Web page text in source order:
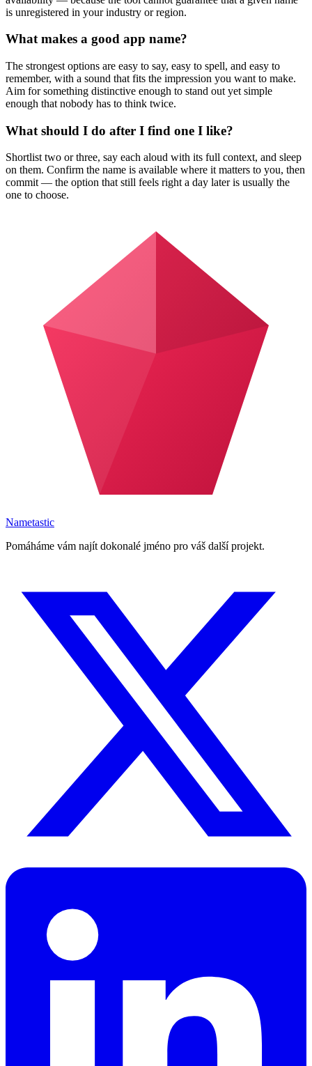
is unregistered in your industry or region.
What makes a good app name?
The strongest options are easy to say, easy to spell, and easy to
remember, with a sound that fits the impression you want to make.
Aim for something distinctive enough to stand out yet simple
enough that nobody has to think twice.
What should I do after I find one I like?
Shortlist two or three, say each aloud with its full context, and sleep
on them. Confirm the name is available where it matters to you, then
commit — the option that still feels right a day later is usually the
one to choose.
Nametastic
Pomáháme vám najít dokonalé jméno pro váš další projekt.